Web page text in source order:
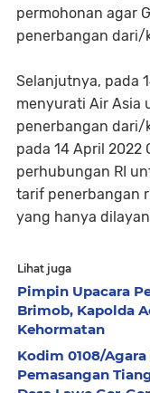
permohonan agar
penerbangan dari/
Selanjutnya, pada
menyurati Air Asia
penerbangan dari/
pada 14 April
perhubungan RI
tarif penerbangan
yang hanya
Lihat juga
Pimpin Upacara
Brimob, Kapolda
Kehormatan
Kodim 0108/
Pemasangan